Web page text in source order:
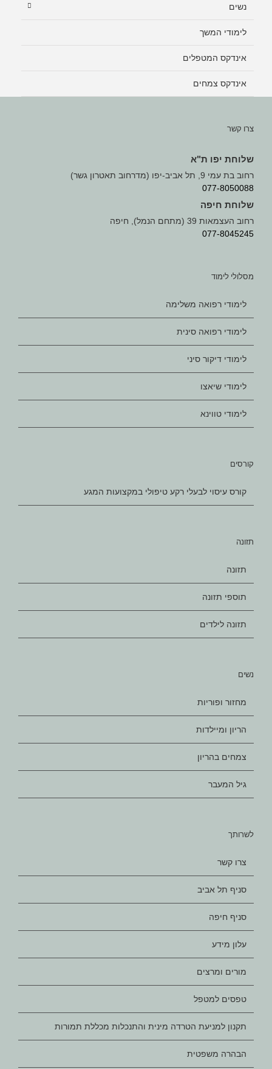
נשים
לימודי המשך
אינדקס המטפלים
אינדקס צמחים
צרו קשר
שלוחת יפו ת"א
רחוב בת עמי 9, תל אביב-יפו (מדרחוב תאטרון גשר)
077-8050088
שלוחת חיפה
רחוב העצמאות 39 (מתחם הנמל), חיפה
077-8045245
מסלולי לימוד
לימודי רפואה משלימה
לימודי רפואה סינית
לימודי דיקור סיני
לימודי שיאצו
לימודי טווינא
קורסים
קורס עיסוי לבעלי רקע טיפולי במקצועות המגע
תזונה
תזונה
תוספי תזונה
תזונה לילדים
נשים
מחזור ופוריות
הריון ומיילדות
צמחים בהריון
גיל המעבר
לשרותך
צרו קשר
סניף תל אביב
סניף חיפה
עלון מידע
מורים ומרצים
טפסים למטפל
תקנון למניעת הטרדה מינית והתנכלות מכללת תמורות
הבהרה משפטית